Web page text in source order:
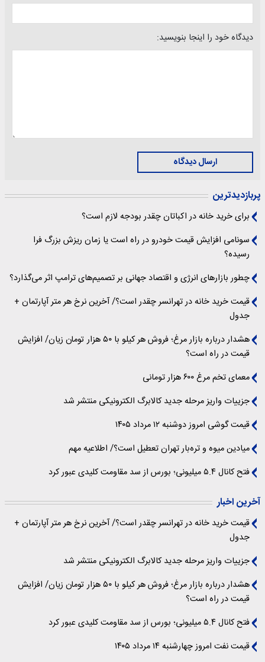
دیدگاه خود را اینجا بنویسید:
ارسال دیدگاه
پربازدیدترین
برای خرید خانه در اکباتان چقدر بودجه لازم است؟
سونامی افزایش قیمت خودرو در راه است یا زمان ریزش بزرگ فرا
رسیده؟
چطور بازارهای انرژی و اقتصاد جهانی بر تصمیم‌های ترامپ اثر می‌گذارد؟
قیمت خرید خانه در تهرانسر چقدر است؟/ آخرین نرخ هر متر آپارتمان +
جدول
هشدار درباره بازار مرغ؛ فروش هر کیلو با ۵۰ هزار تومان زیان/ افزایش
قیمت در راه است؟
معمای تخم مرغ ۶۰۰ هزار تومانی
جزییات واریز مرحله جدید کالابرگ الکترونیکی منتشر شد
قیمت گوشی امروز دوشنبه ۱۲ مرداد ۱۴۰۵
میادین میوه و تره‌بار تهران تعطیل است؟/ اطلاعیه مهم
فتح کانال ۵.۴ میلیونی؛ بورس از سد مقاومت کلیدی عبور کرد
آخرین اخبار
قیمت خرید خانه در تهرانسر چقدر است؟/ آخرین نرخ هر متر آپارتمان +
جدول
جزییات واریز مرحله جدید کالابرگ الکترونیکی منتشر شد
هشدار درباره بازار مرغ؛ فروش هر کیلو با ۵۰ هزار تومان زیان/ افزایش
قیمت در راه است؟
فتح کانال ۵.۴ میلیونی؛ بورس از سد مقاومت کلیدی عبور کرد
قیمت نفت امروز چهارشنبه ۱۴ مرداد ۱۴۰۵